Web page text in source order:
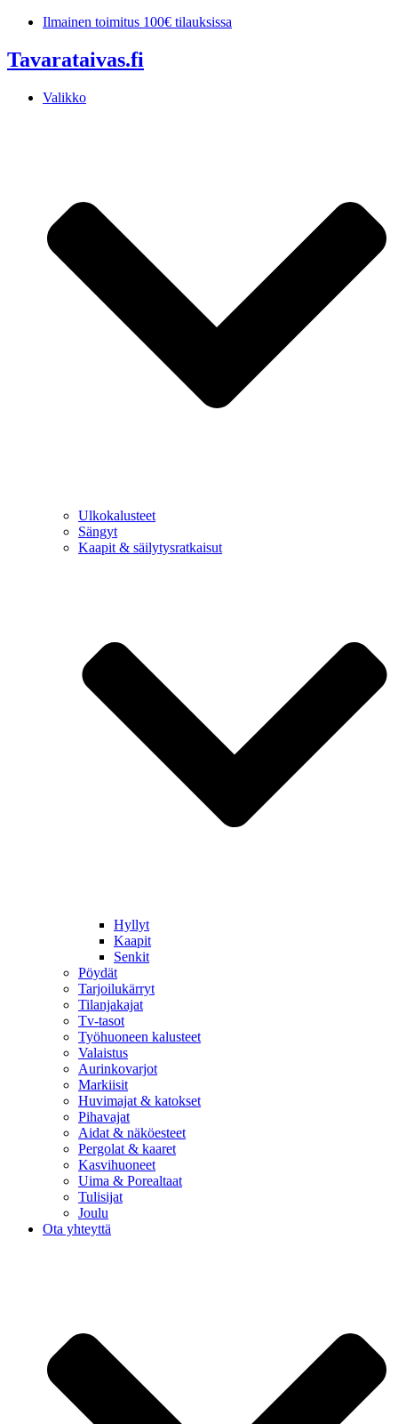
Mene
Ilmainen toimitus 100€ tilauksissa
Tavarataivas.fi
Valikko
Ulkokalusteet
Sängyt
Kaapit & säilytysratkaisut
Hyllyt
Kaapit
Senkit
Pöydät
Tarjoilukärryt
Tilanjakajat
Tv-tasot
Työhuoneen kalusteet
Valaistus
Aurinkovarjot
Markiisit
Huvimajat & katokset
Pihavajat
Aidat & näköesteet
Pergolat & kaaret
Kasvihuoneet
Uima & Porealtaat
Tulisijat
Joulu
Ota yhteyttä